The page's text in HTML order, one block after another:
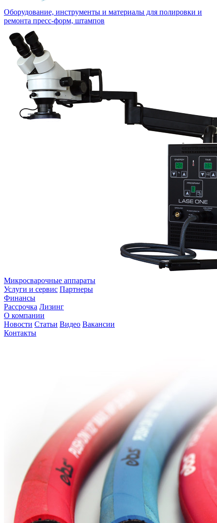
Оборудование, инструменты и материалы для полировки и
ремонта пресс-форм, штампов
Микросварочные аппараты
Услуги и сервис Партнеры
Финансы
Рассрочка Лизинг
О компании
Новости Статьи Видео Вакансии
Контакты